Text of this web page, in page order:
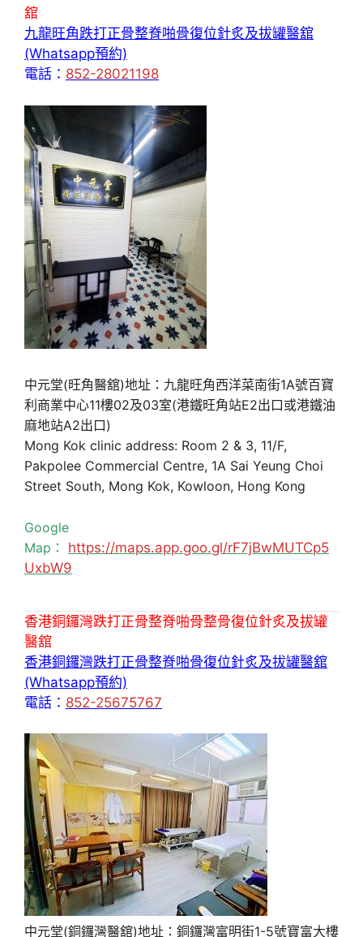
舘
九龍旺角跌打正骨整脊啪骨復位針炙及拔罐醫舘
(Whatsapp預約)
電話： 852-28021198
中元堂(旺角醫舘)地址：九龍旺角西洋菜南街1A號百寶
利商業中心11樓02及03室(港鐵旺角站E2出口或港鐵油
麻地站A2出口)
Mong Kok clinic address: Room 2 & 3, 11/F,
Pakpolee Commercial Centre, 1A Sai Yeung Choi
Street South, Mong Kok, Kowloon, Hong Kong
Google
Map： https://maps.app.goo.gl/rF7jBwMUTCp5
UxbW9
香港銅鑼灣跌打正骨整脊啪骨整骨復位針炙及拔罐
醫舘
香港銅鑼灣跌打正骨整脊啪骨復位針炙及拔罐醫舘
(Whatsapp預約)
電話： 852-25675767
中元堂(銅鑼灣醫舘)地址：銅鑼灣富明街1-5號寶富大樓